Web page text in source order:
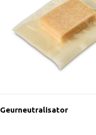
Geurneutralisator